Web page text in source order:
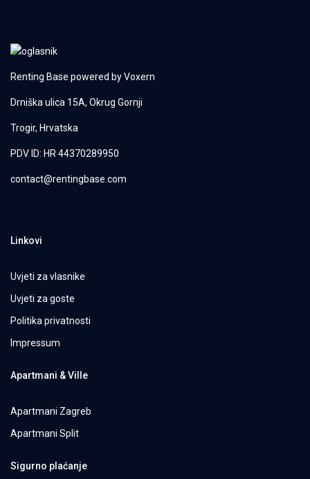
Renting Base powered byVoxern
Drniška ulica 15A, Okrug Gornji
Trogir, Hrvatska
PDV ID: HR 44370289950
contact@rentingbase.com
Linkovi
Uvjeti za vlasnike
Uvjeti za goste
Politika privatnosti
Impressum
Apartmani & Ville
Apartmani Zagreb
Apartmani Split
Sigurno plaćanje